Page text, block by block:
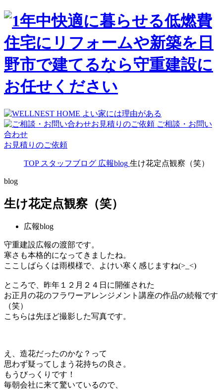
ご相談・お問い
合わせ
お見積りのご依頼
TOP スタッフブログ 広報blog 生け花定点観察（笑）
blog
生け花定点観察（笑）
広報blog
守重建設広報の渡部です。
寒さも本格的になってきましたね。
ここしばらくは雨模様で、よけい寒く感じますね(>_<)
ところで、昨年１２月２４日に開催された
お正月の花のフラワーアレンジメント講座の作品の続報です
（笑）
こちらは先ほど撮影した写真です。
え、造花だったのかな？って
思わず疑ってしまう花持ちの良さ。
もうびっくりです！
毎朝会社に来て驚いているので、